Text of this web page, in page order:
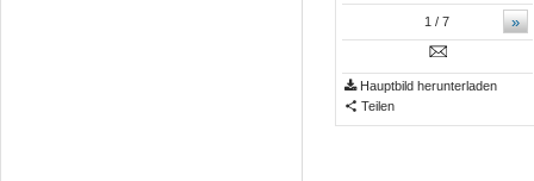
»
1 / 7
Hauptbild herunterladen
Teilen